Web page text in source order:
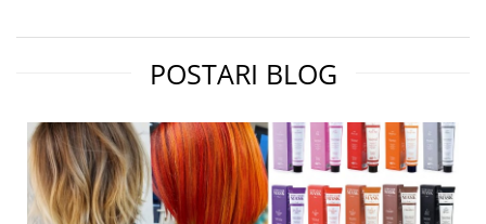
POSTARI BLOG